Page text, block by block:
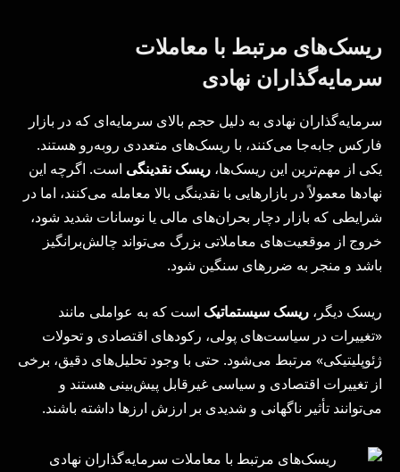
ریسک‌های مرتبط با معاملات
سرمایه‌گذاران نهادی
سرمایه‌گذاران نهادی به دلیل حجم بالای سرمایه‌ای که در بازار
فارکس جابه‌جا می‌کنند، با ریسک‌های متعددی روبه‌رو هستند.
یکی از مهم‌ترین این ریسک‌ها، ریسک نقدینگی است. اگرچه این
نهادها معمولاً در بازارهایی با نقدینگی بالا معامله می‌کنند، اما در
شرایطی که بازار دچار بحران‌های مالی یا نوسانات شدید شود،
خروج از موقعیت‌های معاملاتی بزرگ می‌تواند چالش‌برانگیز
باشد و منجر به ضررهای سنگین شود.
ریسک دیگر، ریسک سیستماتیک است که به عواملی مانند
«تغییرات در سیاست‌های پولی، رکودهای اقتصادی و تحولات
ژئوپلیتیکی» مرتبط می‌شود. حتی با وجود تحلیل‌های دقیق، برخی
از تغییرات اقتصادی و سیاسی غیرقابل پیش‌بینی هستند و
می‌توانند تأثیر ناگهانی و شدیدی بر ارزش ارزها داشته باشند.